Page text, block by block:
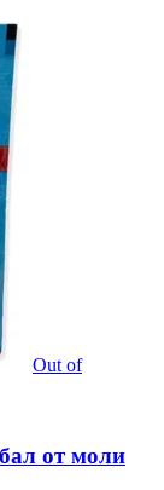
Out of
от моли